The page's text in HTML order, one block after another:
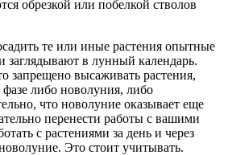
обрезкой или побелкой стволов
те или иные растения опытные
заглядывают в лунный календарь.
запрещено высаживать растения,
фазе либо новолуния, либо
что новолуние оказывает еще
перенести работы с вашими
с растениями за день и через
Это стоит учитывать.